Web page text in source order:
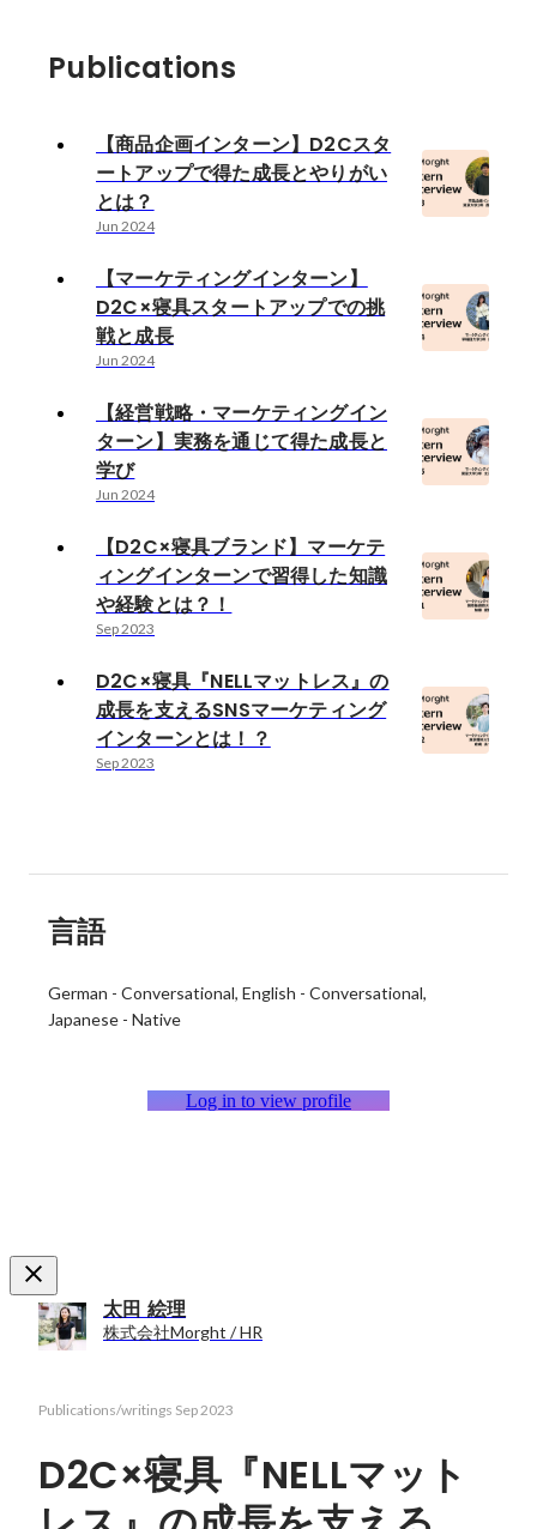
Publications
【商品企画インターン】D2Cスタ
ートアップで得た成長とやりがい
とは？
Jun 2024
【マーケティングインターン】
D2C×寝具スタートアップでの挑
戦と成長
Jun 2024
【経営戦略・マーケティングイン
ターン】実務を通じて得た成長と
学び
Jun 2024
【D2C×寝具ブランド】マーケテ
ィングインターンで習得した知識
や経験とは？！
Sep 2023
D2C×寝具『NELLマットレス』の
成長を支えるSNSマーケティング
インターンとは！？
Sep 2023
言語
German - Conversational English - Conversational
Japanese - Native
Log in to view profile
太田 絵理
株式会社Morght / HR
Publications/writings Sep 2023
D2C×寝具『NELLマット